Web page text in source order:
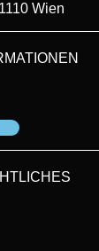
Wien